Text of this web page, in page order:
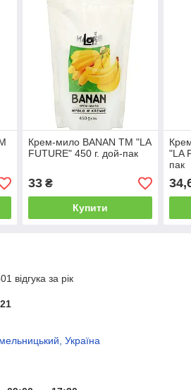
Крем-мило BANAN ТМ "LA
FUTURE" 450 г. дой-пак
33₴
Купити
"LA
пак
відгука за рік
Україна